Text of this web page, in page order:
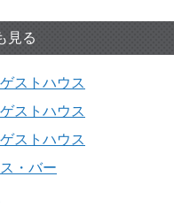
見る
ストハウス
ストハウス
ストハウス
・バー